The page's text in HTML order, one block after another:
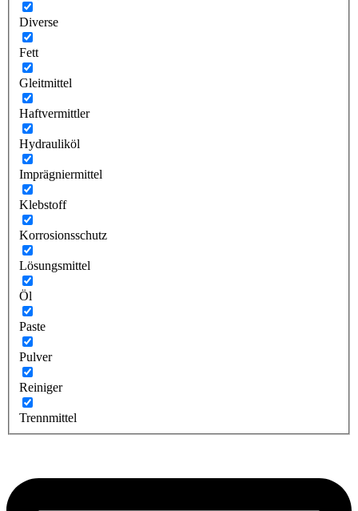
Diverse
Fett
Gleitmittel
Haftvermittler
Hydrauliköl
Imprägniermittel
Klebstoff
Korrosionsschutz
Lösungsmittel
Öl
Paste
Pulver
Reiniger
Trennmittel